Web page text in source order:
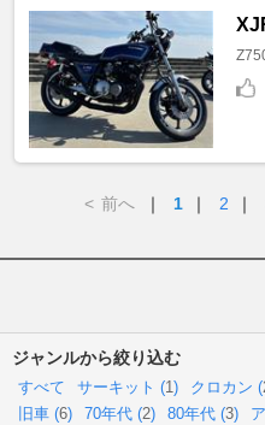
< 前へ ｜ 1 ｜ 2 ｜
ジャンルから絞り込む
すべて サーキット (1) クロカン (
旧車 (6) 70年代 (2) 80年代 (3)